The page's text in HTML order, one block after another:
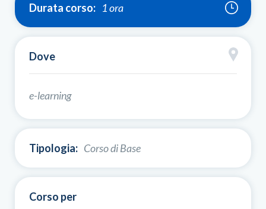
Durata corso: 1 ora
Dove
e-learning
Tipologia: Corso di Base
Corso per